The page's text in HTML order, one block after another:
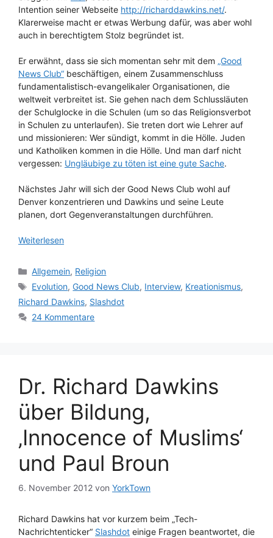
Intention seiner Webseite http://richarddawkins.net/.
Klarerweise macht er etwas Werbung dafür, was aber wohl
auch in berechtigtem Stolz begründet ist.
Er erwähnt, dass sie sich momentan sehr mit dem „Good
News Club“ beschäftigen, einem Zusammenschluss
fundamentalistisch-evangelikaler Organisationen, die
weltweit verbreitet ist. Sie gehen nach dem Schlussläuten
der Schulglocke in die Schulen (um so das Religionsverbot
in Schulen zu unterlaufen). Sie treten dort wie Lehrer auf
und missionieren: Wer sündigt, kommt in die Hölle. Juden
und Katholiken kommen in die Hölle. Und man darf nicht
vergessen: Ungläubige zu töten ist eine gute Sache.
Nächstes Jahr will sich der Good News Club wohl auf
Denver konzentrieren und Dawkins und seine Leute
planen, dort Gegenveranstaltungen durchführen.
Weiterlesen
Kategorien
Allgemein, Religion
Schlagwörter
Evolution,Good News Club, Interview, Kreationismus,
Richard Dawkins, Slashdot
24 Kommentare
Dr. Richard Dawkins
über Bildung,
‚Innocence of Muslims‘
und Paul Broun
6. November 2012 von YorkTown
Richard Dawkins hat vor kurzem beim „Tech-
Nachrichtenticker“ Slashdot einige Fragen beantwortet, die